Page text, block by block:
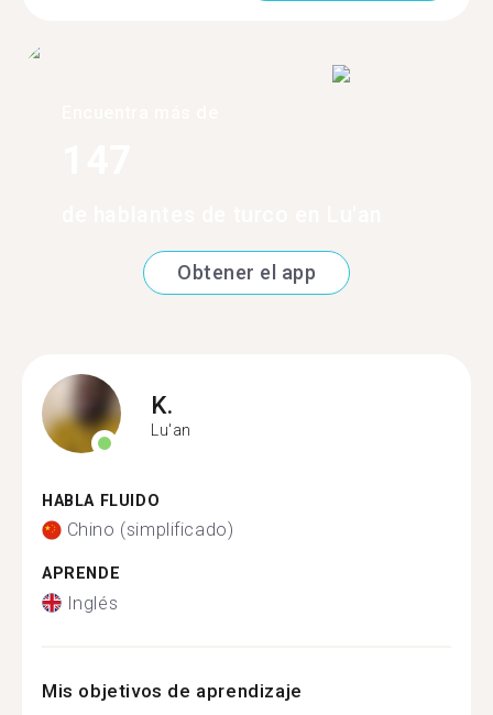
Obtener el app
K.
Lu'an
HABLA FLUIDO
Chino (simplificado)
APRENDE
Inglés
Mis objetivos de aprendizaje